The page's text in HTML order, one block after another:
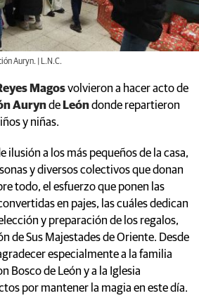
Auryn. | L.N.C.
Magosvolvieron a hacer acto de
Aurynde Leóndonde repartieron
y niñas.
ilusión a los más pequeños de la casa,
y diversos colectivos que donan
todo, el esfuerzo que ponen las
en pajes, las cuáles dedican
y preparación de los regalos,
de Sus Majestades de Oriente. Desde
especialmente a la familia
Bosco de León y a la Iglesia
por mantener la magia en este día.